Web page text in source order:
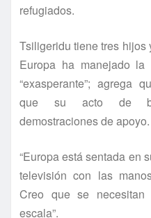
refugiados.
Tsiligeridu tiene tres hijos
Europa ha manejado
“exasperante”; agrega
que su acto de
demostraciones de apoyo.
“Europa está sentada en
televisión con las
Creo que se
escala”.